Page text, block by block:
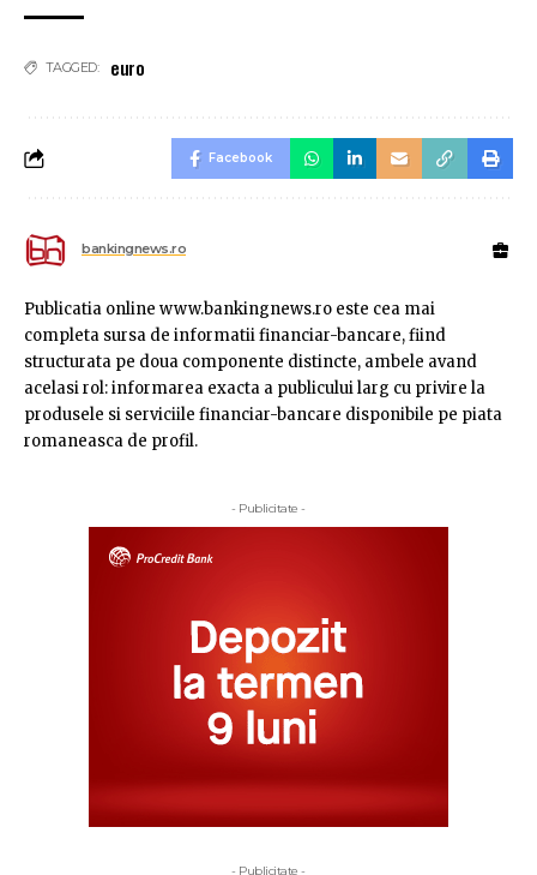
TAGGED: euro
Facebook
bankingnews.ro
Publicatia online www.bankingnews.ro este cea mai
completa sursa de informatii financiar-bancare, fiind
structurata pe doua componente distincte, ambele avand
acelasi rol: informarea exacta a publicului larg cu privire la
produsele si serviciile financiar-bancare disponibile pe piata
romaneasca de profil.
- Publicitate -
- Publicitate -